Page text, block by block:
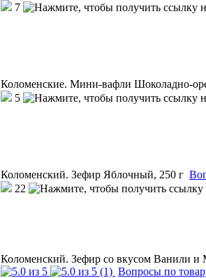
7
Коломенские. Мини-вафли Шоколадно-
5
Коломенский. Зефир Яблочный, 250 г
22
Коломенский. Зефир со вкусом Ванили и
(1) Вопросы по